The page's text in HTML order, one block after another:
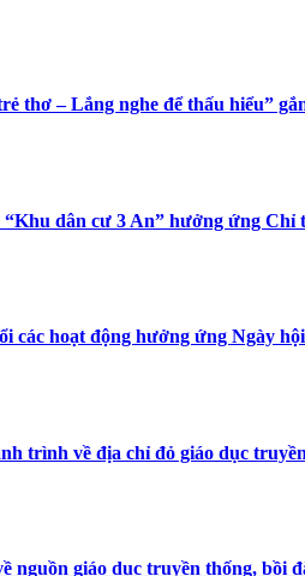
thơ – Lắng nghe để thấu hiểu”
dân cư 3 An” hưởng ứng
các hoạt động hưởng ứng Ngày
trình về địa chỉ đỏ giáo dục
nguồn giáo dục truyền thống, bồi